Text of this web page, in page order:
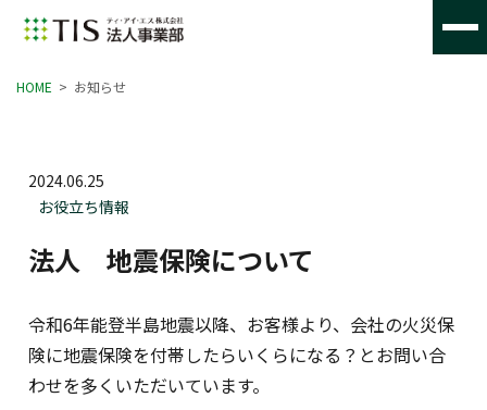
HOME > お知らせ
2024.06.25
お役立ち情報
法人 地震保険について
令和6年能登半島地震以降、お客様より、会社の火災保
険に地震保険を付帯したらいくらになる？とお問い合
わせを多くいただいています。